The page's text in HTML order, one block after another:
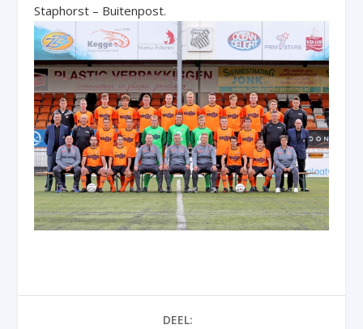
Staphorst – Buitenpost.
DEEL: